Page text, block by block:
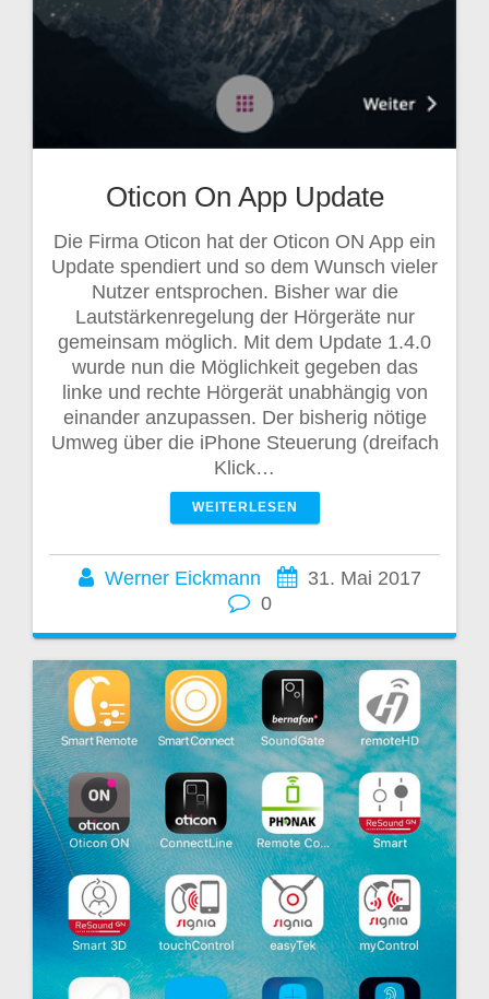
Oticon On App Update
Die Firma Oticon hat der Oticon ON App ein
Update spendiert und so dem Wunsch vieler
Nutzer entsprochen. Bisher war die
Lautstärkenregelung der Hörgeräte nur
gemeinsam möglich. Mit dem Update 1.4.0
wurde nun die Möglichkeit gegeben das
linke und rechte Hörgerät unabhängig von
einander anzupassen. Der bisherig nötige
Umweg über die iPhone Steuerung (dreifach
Klick…
WEITERLESEN
Werner Eickmann
31. Mai 2017
0